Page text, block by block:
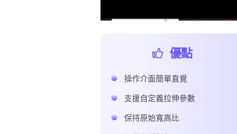
優點
操作介面簡單直覺
支援自定義拉伸參數
保持原始寬高比